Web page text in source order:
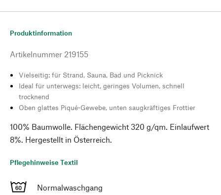
Produktinformation
Artikelnummer 219155
Vielseitig: für Strand, Sauna, Bad und Picknick
Ideal für unterwegs: leicht, geringes Volumen, schnell
trocknend
Oben glattes Piqué-Gewebe, unten saugkräftiges Frottier
100% Baumwolle. Flächengewicht 320 g/qm. Einlaufwert
8%. Hergestellt in Österreich.
Pflegehinweise Textil
Normalwaschgang